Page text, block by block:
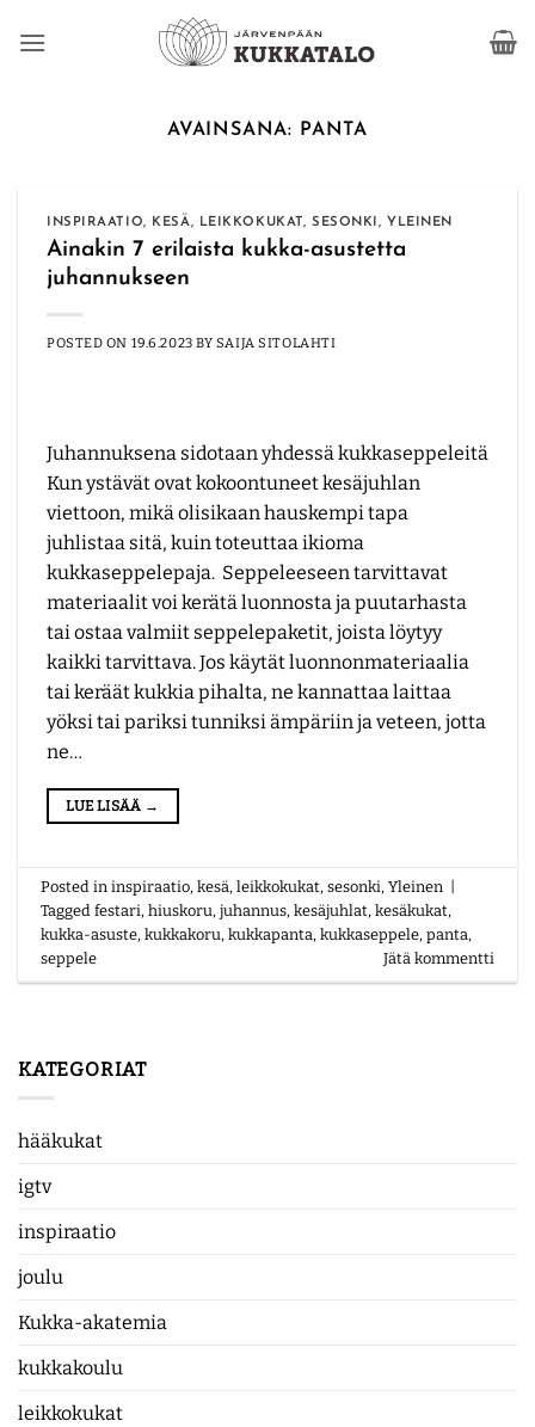
AVAINSANA: PANTA
KATEGORIAT
hääkukat
igtv
inspiraatio
joulu
Kukka-akatemia
kukkakoulu
leikkokukat
INSPIRAATIO, KESÄ, LEIKKOKUKAT , SESONKI , YLEINEN
Ainakin 7 erilaista kukka-asustetta
juhannukseen
POSTED ON 19.6.2023 BY SAIJA SITOLAHTI
Juhannuksena sidotaan yhdessä kukkaseppeleitä
Kun ystävät ovat kokoontuneet kesäjuhlan
viettoon, mikä olisikaan hauskempi tapa
juhlistaa sitä, kuin toteuttaa ikioma
kukkaseppelepaja. Seppeleeseen tarvittavat
materiaalit voi kerätä luonnosta ja puutarhasta
tai ostaa valmiit seppelepaketit, joista löytyy
kaikki tarvittava. Jos käytät luonnonmateriaalia
tai keräät kukkia pihalta, ne kannattaa laittaa
yöksi tai pariksi tunniksi ämpäriin ja veteen, jotta
ne…
LUE LISÄÄ →
Posted ininspiraatio,kesä,leikkokukat,sesonki,Yleinen
Taggedfestari,hiuskoru,juhannus,kesäjuhlat,kesäkukat,
kukka-asuste,kukkakoru,kukkapanta,kukkaseppele,panta,
seppele
Jätä kommentti